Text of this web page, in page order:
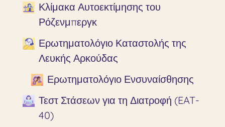
Κλίμακα Αυτοεκτίμησης του
Ρόζενμπεργκ
Ερωτηματολόγιο Καταστολής της
Λευκής Αρκούδας
Ερωτηματολόγιο Ενσυναίσθησης
Τεστ Στάσεων για τη Διατροφή (EAT-
40)